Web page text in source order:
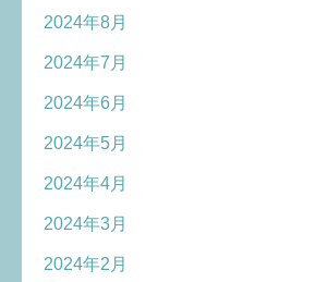
2024年8月
2024年7月
2024年6月
2024年5月
2024年4月
2024年3月
2024年2月